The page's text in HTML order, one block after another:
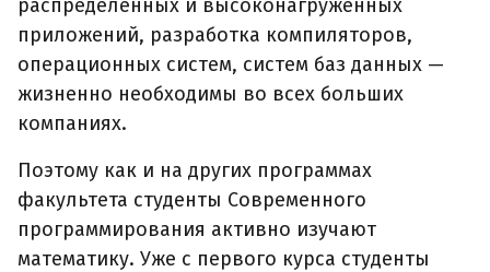
распределённых и высоконагруженных
приложений, разработка компиляторов,
операционных систем, систем баз данных —
жизненно необходимы во всех больших
компаниях.
Поэтому как и на других программах
факультета студенты Современного
программирования активно изучают
математику. Уже с первого курса студенты